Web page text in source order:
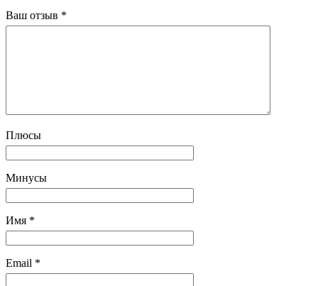
Ваш отзыв *
Плюсы
Минусы
Имя *
Email *